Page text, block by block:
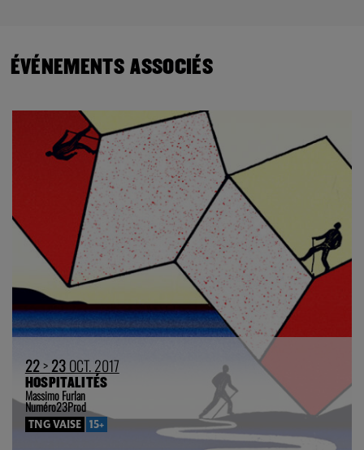
ÉVÉNEMENTS ASSOCIÉS
22>23OCT. 2017
HOSPITALITÉS
Massimo Furlan
Numéro23Prod
TNG VAISE 15+